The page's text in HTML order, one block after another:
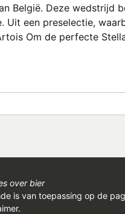
België. Deze wedstrijd
Uit een preselectie,
Om de perfecte
over bier
is van toepassing op de